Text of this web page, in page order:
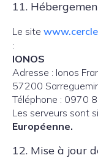
11.
Le site
:
IONOS
Adresse : Ionos
57200
Téléphone : 0970
Les serveurs sont
Européenne.
12. Mise à jour